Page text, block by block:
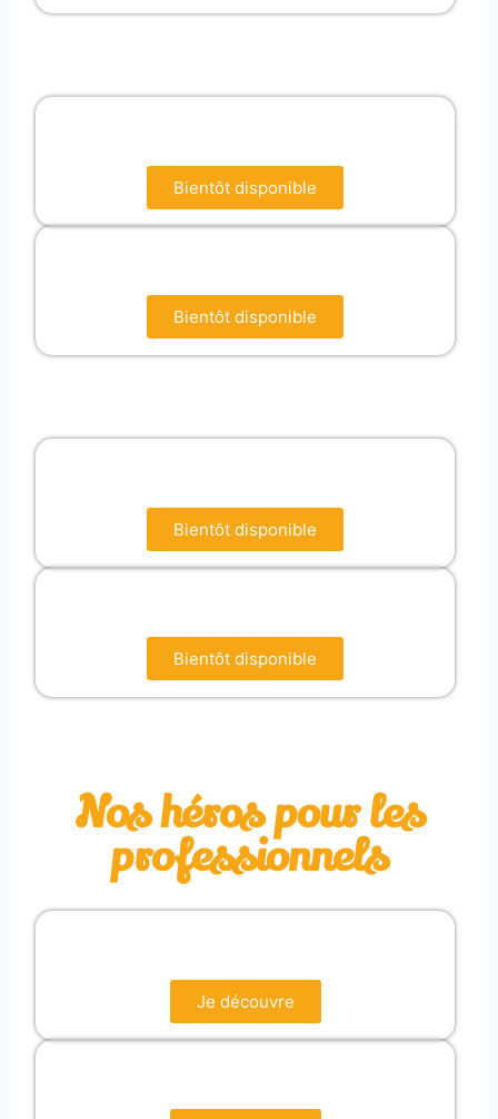
Bientôt disponible
Bientôt disponible
Bientôt disponible
Bientôt disponible
Nos héros pour les
professionnels
Je découvre